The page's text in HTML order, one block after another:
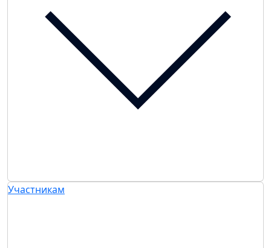
Участникам